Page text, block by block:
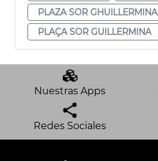
PLAZA SOR GHUILLERMINA
PLAÇA SOR GUILLERMINA
Nuestras Apps
Redes Sociales